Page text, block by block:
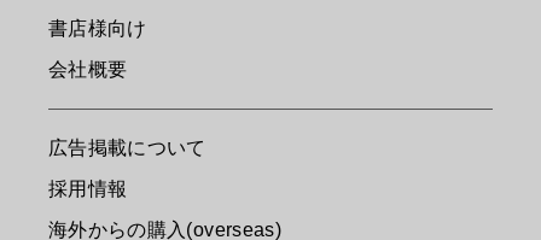
書店様向け
会社概要
広告掲載について
採用情報
海外からの購入(overseas)